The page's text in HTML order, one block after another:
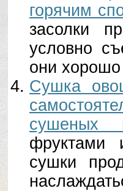
горячим
засолки
условно
они
Сушка
сушеных
фруктами
сушки